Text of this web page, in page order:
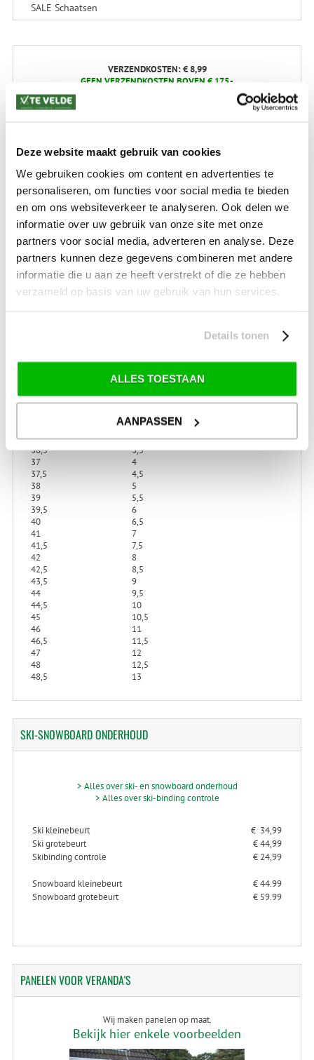
Deze website maakt gebruik van cookies
We gebruiken cookies om content en advertenties te
personaliseren, om functies voor social media te bieden
en om ons websiteverkeer te analyseren. Ook delen we
informatie over uw gebruik van onze site met onze
partners voor social media, adverteren en analyse. Deze
partners kunnen deze gegevens combineren met andere
informatie die u aan ze heeft verstrekt of die ze hebben
verzameld op basis van uw gebruik van hun services.
Details tonen
ALLES TOESTAAN
AANPASSEN
SALE Schaatsen
VERZENDKOSTEN: € 8,99
GEEN VERZENDKOSTEN BOVEN € 175,-
(bij verzending via Pakketdienst tot 10 kg)*
afwijkende tarieven en levertermijnen gelden. Deze staan vermeld bij de artikelen.
Kijk hier voor de ruilen-retourneren procedure
Drentse Poort 7
Nieuw Buinen (Stadskanaal)
+31 (0) 599-613946
info@tevelde.nl
SCHOENMATENTABELSNOWBOOTS LOWA
EU
Lowa maat
36,5
3,5
37
4
37,5
4,5
38
5
39
5,5
39,5
6
40
6,5
41
7
41,5
7,5
42
8
42,5
8,5
43,5
9
44
9,5
44,5
10
45
10,5
46
11
46,5
11,5
47
12
48
12,5
48,5
13
SKI-SNOWBOARDONDERHOUD
> Alles over ski- en snowboard onderhoud
> Alles over ski-binding controle
Ski kleinebeurt
€ 34,99
Ski grotebeurt
€ 44,99
Skibinding controle
€ 24,99
Snowboard kleinebeurt
€ 44.99
Snowboard grotebeurt
€ 59.99
PANELENVOOR VERANDA'S
Wij maken panelen op maat.
Bekijk hier enkele voorbeelden